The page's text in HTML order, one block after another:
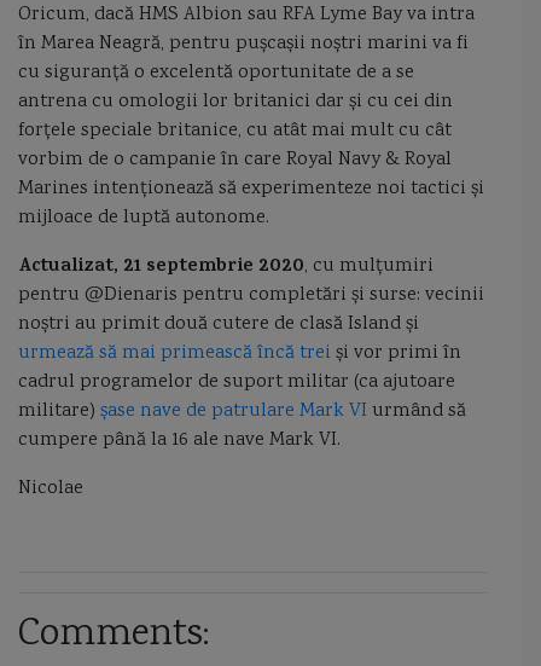
Oricum, dacă HMS Albion sau RFA Lyme Bay va intra
în Marea Neagră, pentru pușcașii noștri marini va fi
cu siguranță o excelentă oportunitate de a se
antrena cu omologii lor britanici dar și cu cei din
forțele speciale britanice, cu atât mai mult cu cât
vorbim de o campanie în care Royal Navy & Royal
Marines intenționează să experimenteze noi tactici și
mijloace de luptă autonome.
Actualizat, 21 septembrie 2020, cu mulțumiri
pentru @Dienaris pentru completări și surse: vecinii
noștri au primit două cutere de clasă Island și
urmează să mai primească încă trei și vor primi în
cadrul programelor de suport militar (ca ajutoare
militare) șase nave de patrulare Mark VI urmând să
cumpere până la 16 ale nave Mark VI.
Nicolae
Comments: